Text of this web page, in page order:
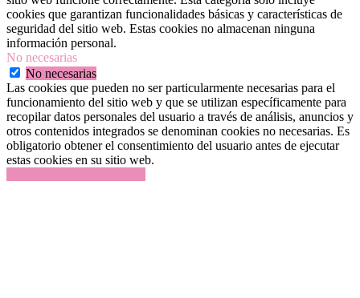
cookies que garantizan funcionalidades básicas y características de
seguridad del sitio web. Estas cookies no almacenan ninguna
información personal.
No necesarias
No necesarias
Las cookies que pueden no ser particularmente necesarias para el
funcionamiento del sitio web y que se utilizan específicamente para
recopilar datos personales del usuario a través de análisis, anuncios y
otros contenidos integrados se denominan cookies no necesarias. Es
obligatorio obtener el consentimiento del usuario antes de ejecutar
estas cookies en su sitio web.